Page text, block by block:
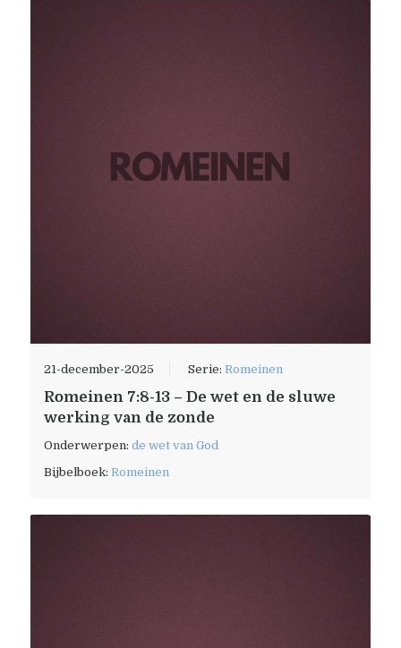
21-december-2025 Serie:Romeinen
Romeinen 7:8-13 – De wet en de sluwe
werking van de zonde
Onderwerpen:de wet van God
Bijbelboek:Romeinen